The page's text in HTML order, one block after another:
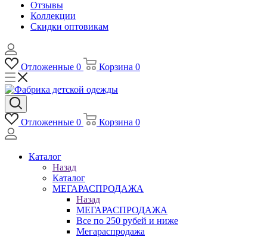
Отзывы
Коллекции
Скидки оптовикам
Отложенные 0 Корзина 0
Отложенные 0 Корзина 0
Каталог
Назад
Каталог
МЕГАРАСПРОДАЖА
Назад
МЕГАРАСПРОДАЖА
Все по 250 рубей и ниже
Мегараспродажа